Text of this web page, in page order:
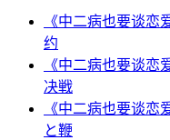
《中二病也要谈
约
《中二病也要谈
决戦
《中二病也要谈
と鞭